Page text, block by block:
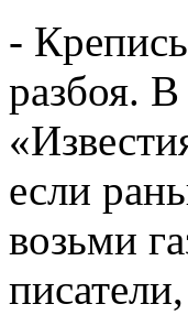
-
разбоя.
если
возьми